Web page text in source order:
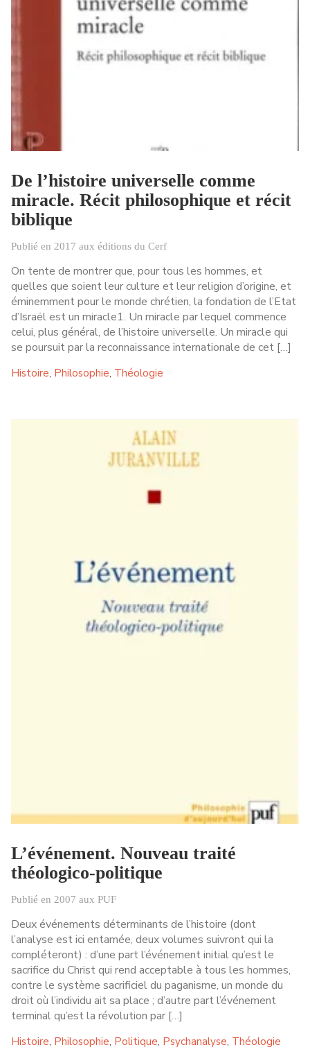
De l’histoire universelle comme
miracle. Récit philosophique et récit
biblique
Publié en 2017 aux éditions du Cerf
On tente de montrer que, pour tous les hommes, et
quelles que soient leur culture et leur religion d’origine, et
éminemment pour le monde chrétien, la fondation de l’Etat
d’Israël est un miracle1. Un miracle par lequel commence
celui, plus général, de l’histoire universelle. Un miracle qui
se poursuit par la reconnaissance internationale de cet […]
Histoire, Philosophie, Théologie
L’événement. Nouveau traité
théologico-politique
Publié en 2007 aux PUF
Deux événements déterminants de l’histoire (dont
l’analyse est ici entamée, deux volumes suivront qui la
compléteront) : d’une part l’événement initial qu’est le
sacrifice du Christ qui rend acceptable à tous les hommes,
contre le système sacrificiel du paganisme, un monde du
droit où l’individu ait sa place ; d’autre part l’événement
terminal qu’est la révolution par […]
Histoire, Philosophie, Politique, Psychanalyse, Théologie